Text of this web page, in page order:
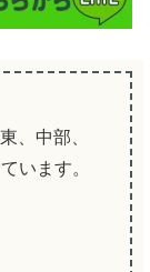
、中部、
います。